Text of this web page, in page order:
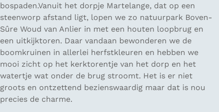
bospaden.Vanuit het dorpje Martelange, dat op een
steenworp afstand ligt, lopen we zo natuurpark Boven-
Sûre Woud van Anlier in met een houten loopbrug en
een uitkijktoren. Daar vandaan bewonderen we de
boomkruinen in allerlei herfstkleuren en hebben we
mooi zicht op het kerktorentje van het dorp en het
watertje wat onder de brug stroomt. Het is er niet
groots en ontzettend bezienswaardig maar dat is nou
precies de charme.